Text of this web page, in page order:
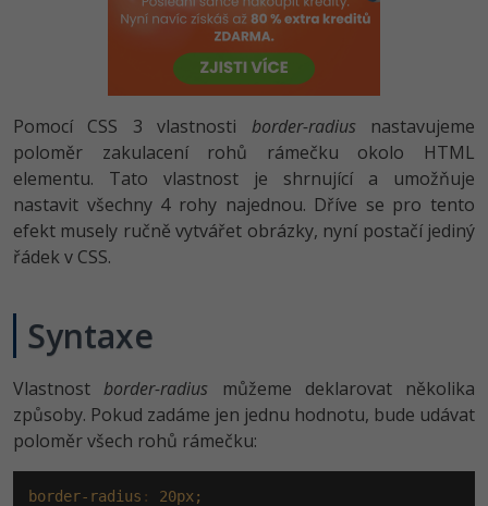
HTML5, CSS3, Bootstrap, SEO
SQL a databáze
Testování a verzování
UML a návrhové vzory
React
ASP.NET MVC
Django
Best practices
JavaScript
Python
HTML / CSS
UML a návrhové vzory
MS-SQL
SQLite
Vývojář mobilních aplikací
Specialista na AI a bigdata
C# Game developer
Webdesigner
Tester
Systémový administrátor
Projektový manažer
Databázový analytik
Python -80%
JavaScript -80%
PHP
C++ -80%
Swift -80%
C
VB.NET
SQL
-80%
Digitální gramotnost
Marketing -30%
WordPress
SEO
UX
Kryptoměny
Copywriting
MS Office -80%
Photoshop -80%
Adobe Illustrator -80%
Adobe Lightroom -30%
Adobe XD -15%
Adobe InDesign -25%
Blender
Inkscape
Fotografování -80%
Video
Pomocí CSS 3 vlastnosti border-radius nastavujeme
poloměr zakulacení rohů rámečku okolo HTML
elementu. Tato vlastnost je shrnující a umožňuje
nastavit všechny 4 rohy najednou. Dříve se pro tento
efekt musely ručně vytvářet obrázky, nyní postačí jediný
řádek v CSS.
Syntaxe
Vlastnostborder-radius můžeme deklarovat několika
způsoby. Pokud zadáme jen jednu hodnotu, bude udávat
poloměr všech rohů rámečku:
border-radius : 20px;